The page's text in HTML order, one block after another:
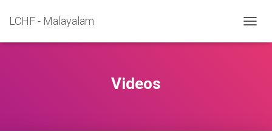
LCHF - Malayalam
Videos